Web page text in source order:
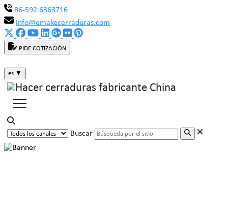
86-592 6363716
info@emakecerraduras.com
PIDE COTIZACIÓN
es ▼
Buscar